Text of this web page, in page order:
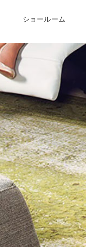
界72か国で愛される
ロッパNo1 ソファブランド
グテーブル デスク
フレーム 〉ラグ
ショールーム